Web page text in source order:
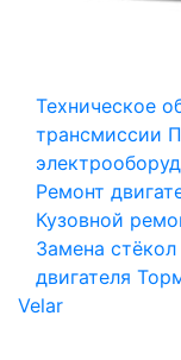
Техническое
трансмиссии
Ремонт
Кузовной
Замена стёкол
двигателя
Velar